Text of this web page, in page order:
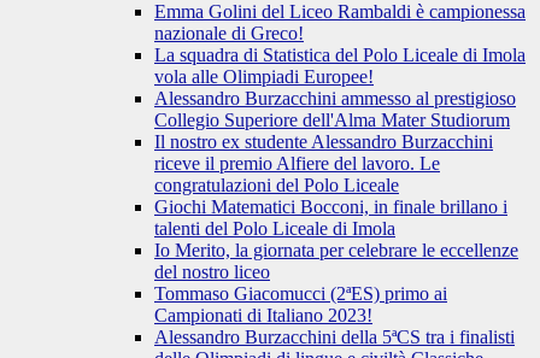
Emma Golini del Liceo Rambaldi è campionessa
nazionale di Greco!
La squadra di Statistica del Polo Liceale di Imola
vola alle Olimpiadi Europee!
Alessandro Burzacchini ammesso al prestigioso
Collegio Superiore dell'Alma Mater Studiorum
Il nostro ex studente Alessandro Burzacchini
riceve il premio Alfiere del lavoro. Le
congratulazioni del Polo Liceale
Giochi Matematici Bocconi, in finale brillano i
talenti del Polo Liceale di Imola
Io Merito, la giornata per celebrare le eccellenze
del nostro liceo
Tommaso Giacomucci (2ªES) primo ai
Campionati di Italiano 2023!
Alessandro Burzacchini della 5ªCS tra i finalisti